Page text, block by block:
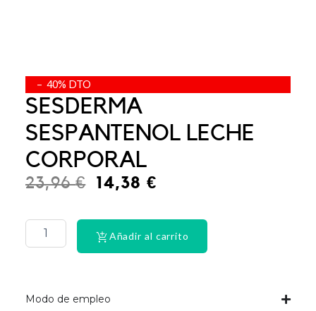
– 40% DTO
SESDERMA
SESPANTENOL LECHE
CORPORAL
23,96€
El
original
era:
14,38 €El
actual
es:
ULTRA
HEAT
PLUS
Añadir al carrito
Modo de empleo